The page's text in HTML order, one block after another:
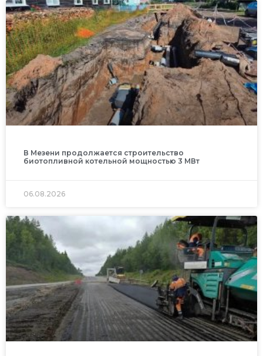
В Мезени продолжается строительство
биотопливной котельной мощностью 3 МВт
06.08.2026